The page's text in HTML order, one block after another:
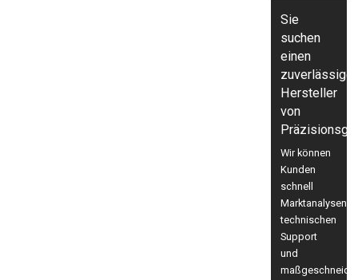
Sie
suchen
einen
Hersteller
von
Wir können
Kunden
schnell
Marktanalysen,
technischen
Support
und